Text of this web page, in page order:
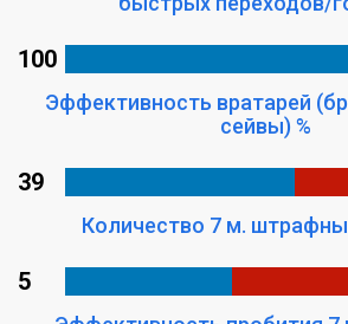
100
Эффективность вратарей
сейвы) %
39
Количество 7 м.
5